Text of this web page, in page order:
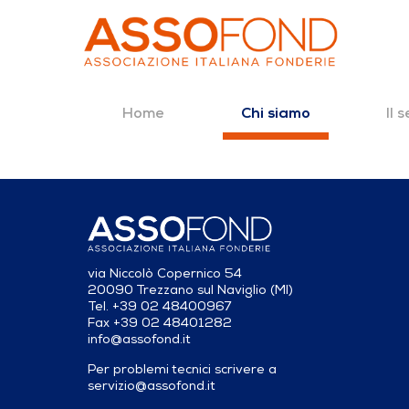
Home Chi siamo Il
via Niccolò Copernico 54
20090 Trezzano sul Naviglio (MI)
Tel. +39 02 48400967
Fax +39 02 48401282
info@assofond.it
Per problemi tecnici scrivere a
servizio@assofond.it